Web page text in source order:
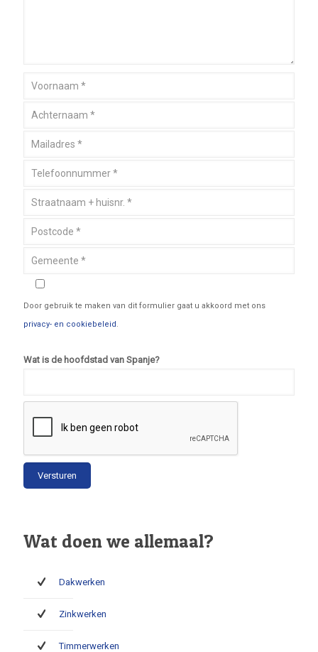
Door gebruik te maken van dit formulier gaat u akkoord met ons
privacy- en cookiebeleid.
Wat is de hoofdstad van Spanje?
Wat doen we allemaal?
Dakwerken
Zinkwerken
Timmerwerken